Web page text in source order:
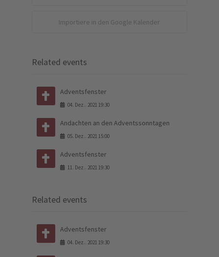
Importiere in den Google Kalender
Related events
Adventsfenster
04. Dez.. 2021 19:30
Andachten an den Adventssonntagen
05. Dez.. 2021 15:00
Adventsfenster
11. Dez.. 2021 19:30
Related events
Adventsfenster
04. Dez.. 2021 19:30